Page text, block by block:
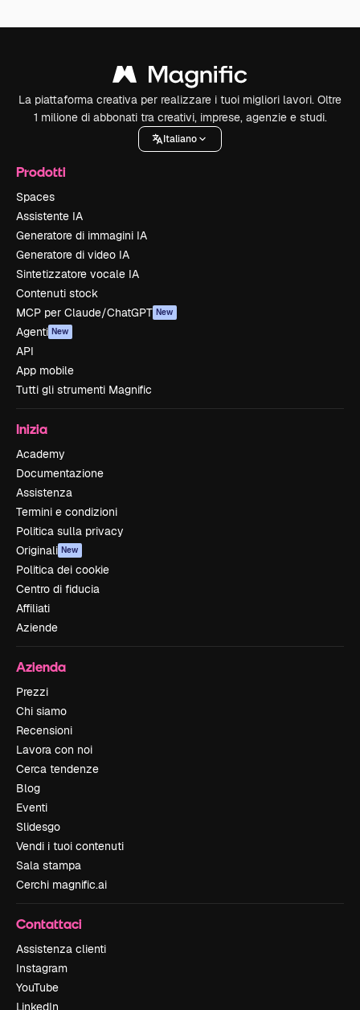
La piattaforma creativa per realizzare i tuoi migliori lavori. Oltre
1 milione di abbonati tra creativi, imprese, agenzie e studi.
Italiano
Prodotti
Spaces
Assistente IA
Generatore di immagini IA
Generatore di video IA
Sintetizzatore vocale IA
Contenuti stock
MCP per Claude/ChatGPT New
Agenti New
API
App mobile
Tutti gli strumenti Magnific
Inizia
Academy
Documentazione
Assistenza
Termini e condizioni
Politica sulla privacy
Originali New
Politica dei cookie
Centro di fiducia
Affiliati
Aziende
Azienda
Prezzi
Chi siamo
Recensioni
Lavora con noi
Cerca tendenze
Blog
Eventi
Slidesgo
Vendi i tuoi contenuti
Sala stampa
Cerchi magnific.ai
Contattaci
Assistenza clienti
Instagram
YouTube
LinkedIn